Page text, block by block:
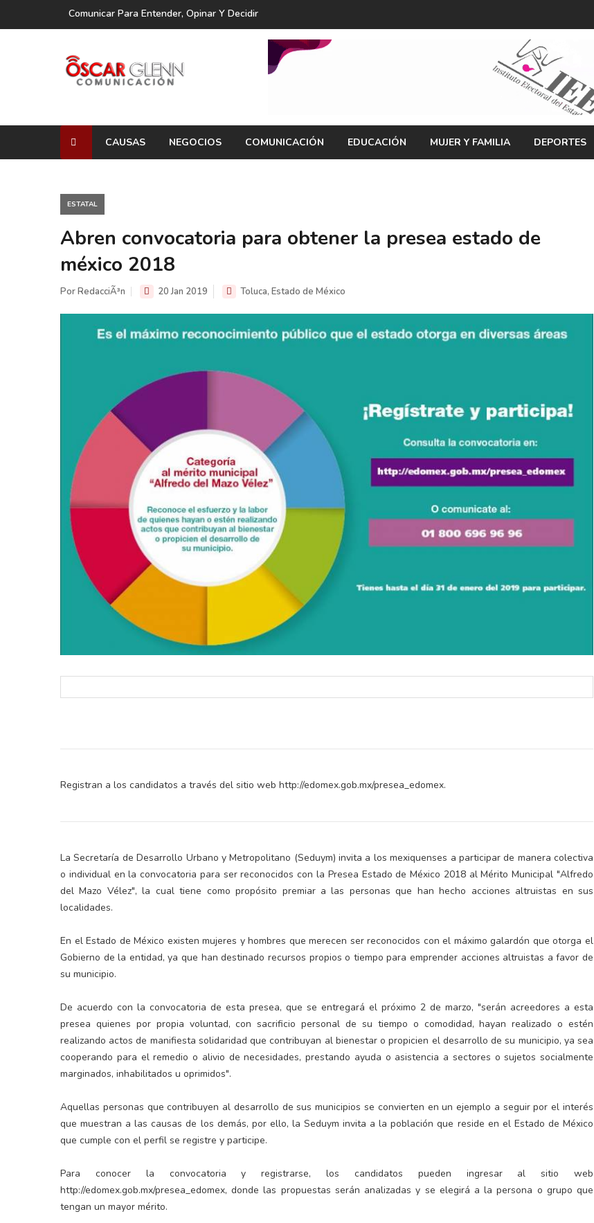
Comunicar Para Entender, Opinar Y Decidir
CAUSAS NEGOCIOS COMUNICACIÓN EDUCACIÓN MUJER Y FAMILIA DEPORTES
ESTATAL
Abren convocatoria para obtener la presea estado de
méxico 2018
Por RedacciÃ³n 20 Jan 2019 Toluca, Estado de México
Registran a los candidatos a través del sitio web http://edomex.gob.mx/presea_edomex.
La Secretaría de Desarrollo Urbano y Metropolitano (Seduym) invita a los mexiquenses a participar de manera colectiva
o individual en la convocatoria para ser reconocidos con la Presea Estado de México 2018 al Mérito Municipal "Alfredo
del Mazo Vélez", la cual tiene como propósito premiar a las personas que han hecho acciones altruistas en sus
localidades.
En el Estado de México existen mujeres y hombres que merecen ser reconocidos con el máximo galardón que otorga el
Gobierno de la entidad, ya que han destinado recursos propios o tiempo para emprender acciones altruistas a favor de
su municipio.
De acuerdo con la convocatoria de esta presea, que se entregará el próximo 2 de marzo, "serán acreedores a esta
presea quienes por propia voluntad, con sacrificio personal de su tiempo o comodidad, hayan realizado o estén
realizando actos de manifiesta solidaridad que contribuyan al bienestar o propicien el desarrollo de su municipio, ya sea
cooperando para el remedio o alivio de necesidades, prestando ayuda o asistencia a sectores o sujetos socialmente
marginados, inhabilitados u oprimidos".
Aquellas personas que contribuyen al desarrollo de sus municipios se convierten en un ejemplo a seguir por el interés
que muestran a las causas de los demás, por ello, la Seduym invita a la población que reside en el Estado de México
que cumple con el perfil se registre y participe.
Para conocer la convocatoria y registrarse, los candidatos pueden ingresar al sitio web
http://edomex.gob.mx/presea_edomex, donde las propuestas serán analizadas y se elegirá a la persona o grupo que
tengan un mayor mérito.
en el ejercicio de sus
electorales
Y salió la propuesta de Reforma Electoral de
la Presidenta Sheinbaum
Informa el gobierno federal cómo fue el
operativo de captura de "El Mencho" y sus